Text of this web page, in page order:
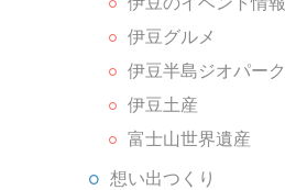
伊豆グルメ
伊豆半島ジオパーク
伊豆土産
富士山世界遺産
想い出つくり